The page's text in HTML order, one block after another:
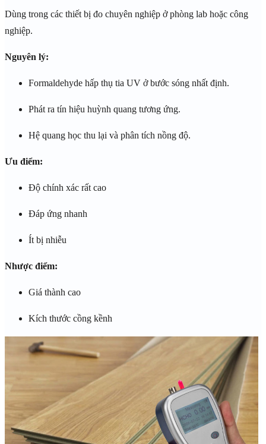
Dùng trong các thiết bị đo chuyên nghiệp ở phòng lab hoặc công
nghiệp.
Nguyên lý:
Formaldehyde hấp thụ tia UV ở bước sóng nhất định.
Phát ra tín hiệu huỳnh quang tương ứng.
Hệ quang học thu lại và phân tích nồng độ.
Ưu điểm:
Độ chính xác rất cao
Đáp ứng nhanh
Ít bị nhiễu
Nhược điểm:
Giá thành cao
Kích thước cồng kềnh